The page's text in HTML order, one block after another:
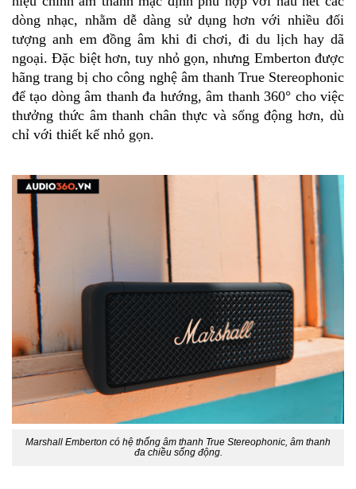
dòng nhạc, nhằm dễ dàng sử dụng hơn với nhiều đối
tượng anh em đồng âm khi đi chơi, đi du lịch hay dã
ngoại. Đặc biệt hơn, tuy nhỏ gọn, nhưng Emberton được
hãng trang bị cho công nghệ âm thanh True Stereophonic
để tạo dòng âm thanh đa hướng, âm thanh360° cho việc
thưởng thức âm thanh chân thực và sống động hơn, dù
chỉ với thiết kế nhỏ gọn.
Marshall Emberton có hệ thống âm thanh True Stereophonic, âm thanh
đa chiều sống động.